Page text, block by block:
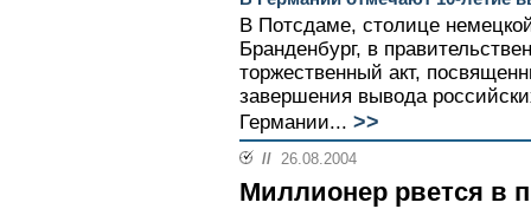
В Потсдаме, столице
Бранденбург, в
торжественный акт,
завершения вывода
Германии... >>
// 26.08.2004
Миллионер рвется в